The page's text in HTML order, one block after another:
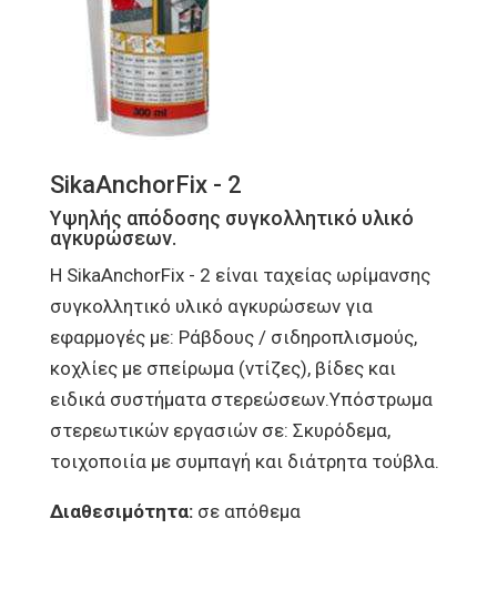
SikaAnchorFix - 2
Υψηλής απόδοσης συγκολλητικό υλικό
αγκυρώσεων.
Η SikaAnchorFix - 2 είναι ταχείας ωρίμανσης
συγκολλητικό υλικό αγκυρώσεων για
εφαρμογές με: Ράβδους / σιδηροπλισμούς,
κοχλίες με σπείρωμα (ντίζες), βίδες και
ειδικά συστήματα στερεώσεων.Υπόστρωμα
στερεωτικών εργασιών σε: Σκυρόδεμα,
τοιχοποιία με συμπαγή και διάτρητα τούβλα.
Διαθεσιμότητα:σε απόθεμα